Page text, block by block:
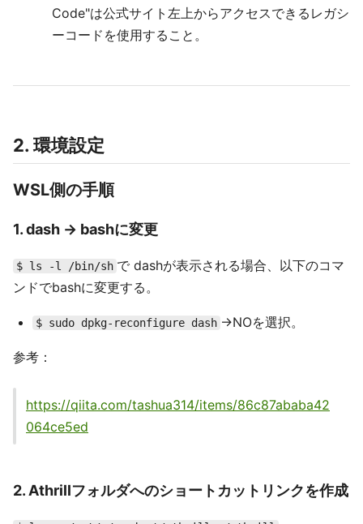
Code"は公式サイト左上からアクセスできるレガシ
ーコードを使用すること。
2. 環境設定
WSL側の手順
1. dash → bashに変更
$ ls -l /bin/sh で dashが表示される場合、以下のコマ
ンドでbashに変更する。
$ sudo dpkg-reconfigure dash →NOを選択。
参考：
https://qiita.com/tashua314/items/86c87ababa42
064ce5ed
2. Athrillフォルダへのショートカットリンクを作成